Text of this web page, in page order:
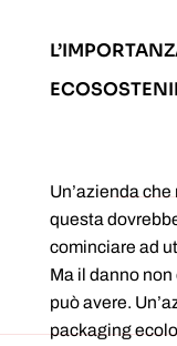
Un’azienda
questa
cominciare ad
Ma il danno
può avere.
packaging